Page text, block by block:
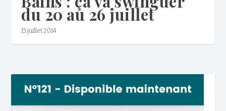
du 20 au 26 juillet
15 juillet 2014